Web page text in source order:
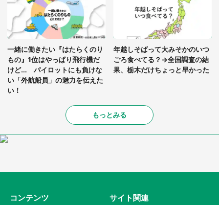
一緒に働きたい『はたらくのり
もの』1位はやっぱり飛行機だ
けど... パイロットにも負けな
い「外航船員」の魅力を伝えた
い！
年越しそばって大みそかのいつ
ごろ食べてる？→全国調査の結
果、栃木だけちょっと早かった
もっとみる
コンテンツ サイト関連